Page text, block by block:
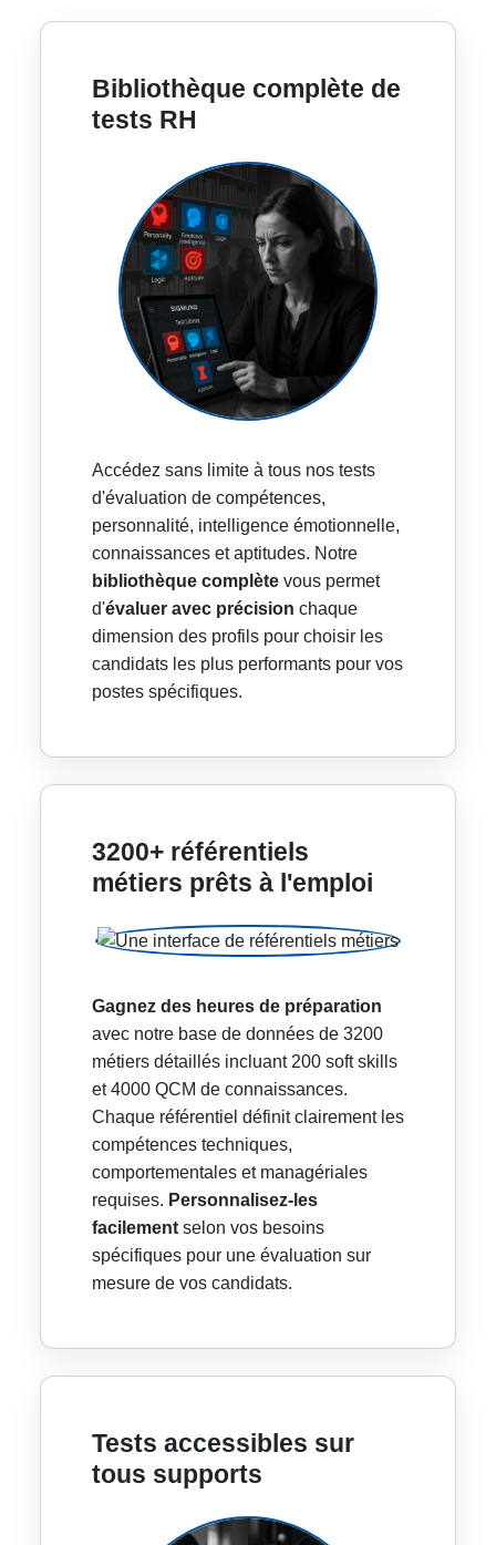
Bibliothèque complète de
tests RH
Accédez sans limite à tous nos tests
d'évaluation de compétences,
personnalité, intelligence émotionnelle,
connaissances et aptitudes. Notre
bibliothèque complète vous permet
d'évaluer avec précision chaque
dimension des profils pour choisir les
candidats les plus performants pour vos
postes spécifiques.
3200+ référentiels
métiers prêts à l'emploi
Gagnez des heures de préparation
avec notre base de données de 3200
métiers détaillés incluant 200 soft skills
et 4000 QCM de connaissances.
Chaque référentiel définit clairement les
compétences techniques,
comportementales et managériales
requises. Personnalisez-les
facilement selon vos besoins
spécifiques pour une évaluation sur
mesure de vos candidats.
Tests accessibles sur
tous supports